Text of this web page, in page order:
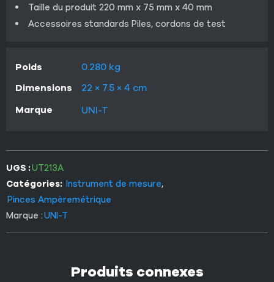
Taille du produit 220 mm x 75 mm x 40 mm
Accessoires standards Piles, cordons de test
Poids
0.280 kg
Dimensions
22 × 7.5 × 4 cm
Marque
UNI-T
UGS :UT213A
Catégories: Instrument de mesure,
Pinces Ampèremétrique
Marque :UNI-T
Produits connexes